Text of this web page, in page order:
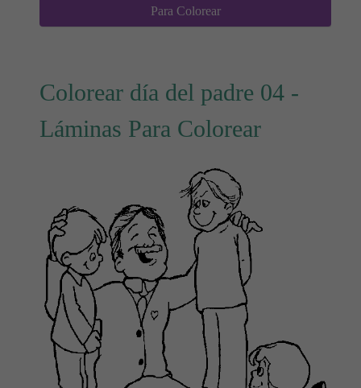
Para Colorear
Colorear día del padre 04 -
Láminas Para Colorear